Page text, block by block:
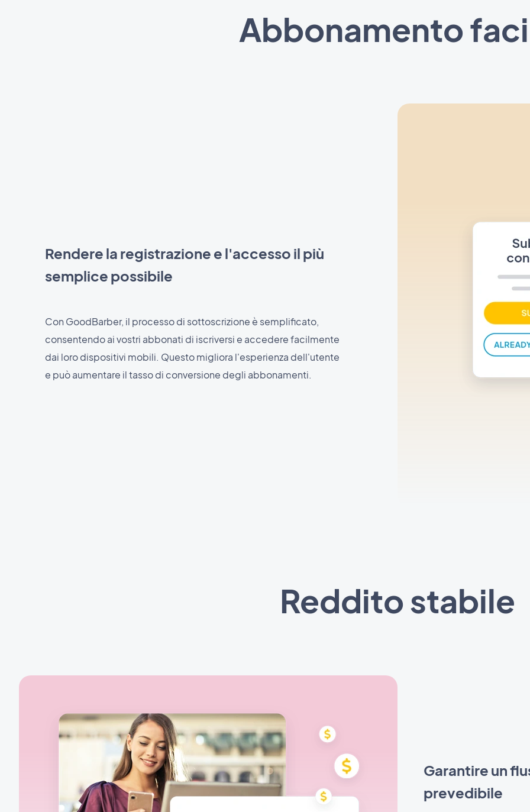
Abbonamento
Rendere la registrazione e l'accesso il più
semplice possibile
Con GoodBarber, il processo di sottoscrizione è semplificato,
consentendo ai vostri abbonati di iscriversi e accedere facilmente
dai loro dispositivi mobili. Questo migliora l'esperienza dell'utente
e può aumentare il tasso di conversione degli abbonamenti.
Reddito stabile
Garantire un
prevedibile